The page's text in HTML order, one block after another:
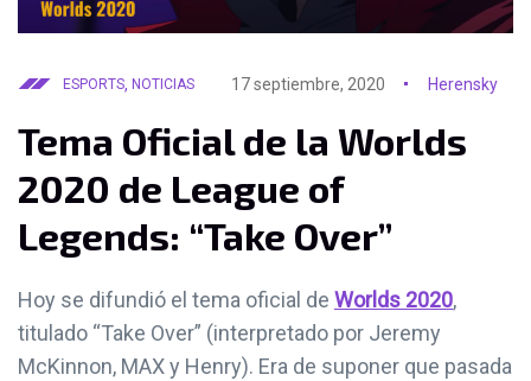
ESPORTS, NOTICIAS 17 septiembre, 2020 Herensky
Tema Oficial de la Worlds
2020 de League of
Legends: “Take Over”
Hoy se difundió el tema oficial de Worlds 2020,
titulado “Take Over” (interpretado por Jeremy
McKinnon, MAX y Henry). Era de suponer que pasada